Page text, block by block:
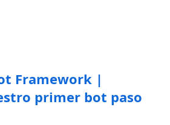
Framework |
primer bot paso